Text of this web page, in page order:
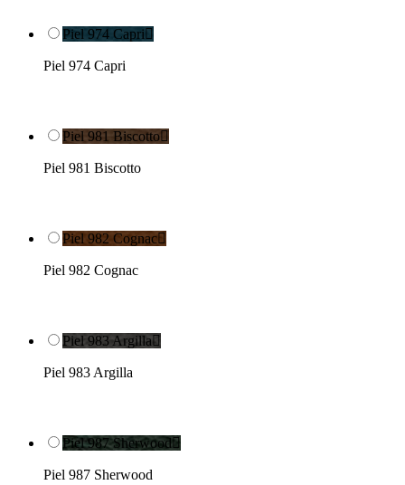
Piel 974 Capri
Piel 974 Capri
Piel 981 Biscotto
Piel 981 Biscotto
Piel 982 Cognac
Piel 982 Cognac
Piel 983 Argilla
Piel 983 Argilla
Piel 987 Sherwood
Piel 987 Sherwood